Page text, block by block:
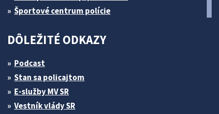
Športové centrum polície
DÔLEŽITÉ ODKAZY
Podcast
Stan sa policajtom
E-služby MV SR
Vestník vlády SR